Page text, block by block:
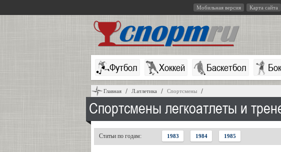
Мобильная версия Карта сайта
Футбол Хоккей Баскетбол
Главная Л.атлетика Спортсмены
Спортсмены легкоатлеты и
Статьи по годам: 1983 1984 1985